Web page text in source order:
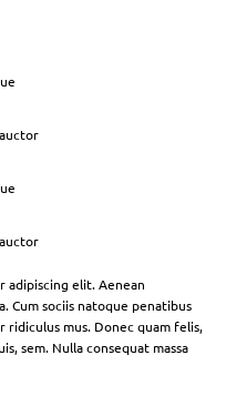
adipiscing elit. Aenean
Cum sociis natoque penatibus
mus. Donec quam felis,
sem. Nulla consequat massa